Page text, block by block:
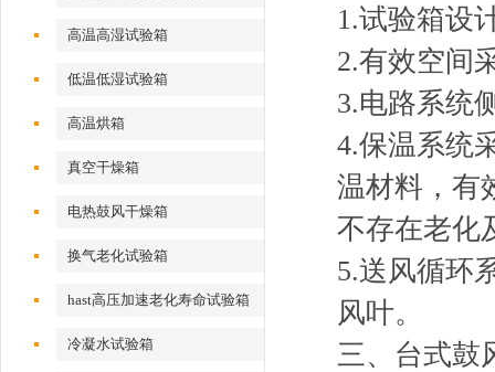
高温高湿试验箱
低温低湿试验箱
高温烘箱
真空干燥箱
电热鼓风干燥箱
换气老化试验箱
hast高压加速老化寿命试验箱
冷凝水试验箱
1.试验箱设
2.有效空间
3.电路系统
4.保温系统
温材料，有
不存在老化
5.送风循环
风叶。
三、台式鼓